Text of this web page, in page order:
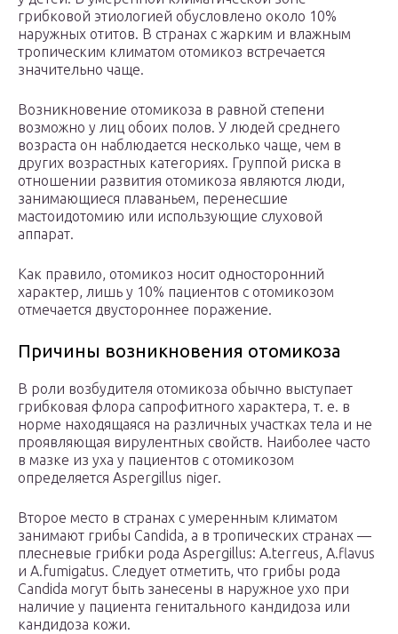
грибковой этиологией обусловлено около 10%
наружных отитов. В странах с жарким и влажным
тропическим климатом отомикоз встречается
значительно чаще.
Возникновение отомикоза в равной степени
возможно у лиц обоих полов. У людей среднего
возраста он наблюдается несколько чаще, чем в
других возрастных категориях. Группой риска в
отношении развития отомикоза являются люди,
занимающиеся плаваньем, перенесшие
мастоидотомию или использующие слуховой
аппарат.
Как правило, отомикоз носит односторонний
характер, лишь у 10% пациентов с отомикозом
отмечается двустороннее поражение.
Причины возникновения отомикоза
В роли возбудителя отомикоза обычно выступает
грибковая флора сапрофитного характера, т. е. в
норме находящаяся на различных участках тела и не
проявляющая вирулентных свойств. Наиболее часто
в мазке из уха у пациентов с отомикозом
определяется Aspergillus niger.
Второе место в странах с умеренным климатом
занимают грибы Candida, а в тропических странах —
плесневые грибки рода Aspergillus: A.terreus, A.flavus
и A.fumigatus. Следует отметить, что грибы рода
Candida могут быть занесены в наружное ухо при
наличие у пациента генитального кандидоза или
кандидоза кожи.